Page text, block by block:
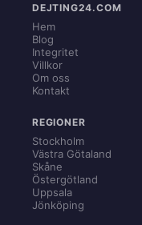
DEJTING24.COM
Hem
Blog
Integritet
Villkor
Om oss
Kontakt
REGIONER
Stockholm
Västra Götaland
Skåne
Östergötland
Uppsala
Jönköping